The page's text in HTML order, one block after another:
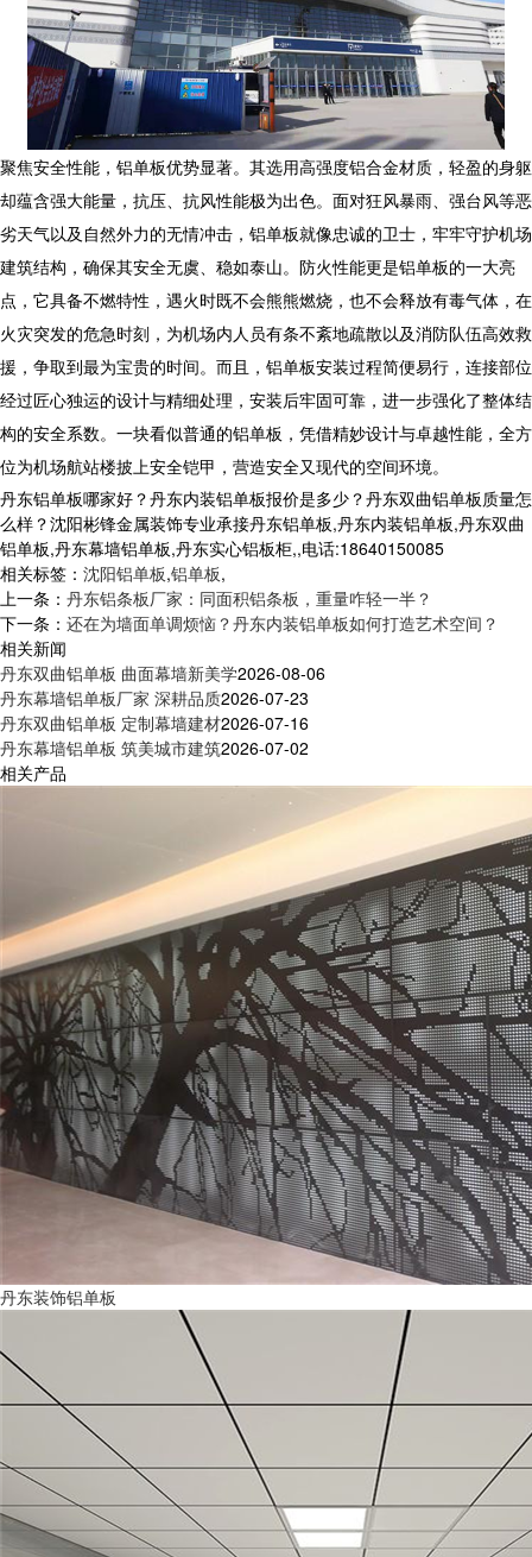
聚焦安全性能， 铝单板优势显著。其选用高强度铝合金材质，轻盈的身躯
却蕴含强大能量，抗压、抗风性能极为出色。面对狂风暴雨、强台风等恶
劣天气以及自然外力的无情冲击， 铝单板就像忠诚的卫士，牢牢守护机场
建筑结构，确保其安全无虞、稳如泰山。防火性能更是铝单板的一大亮
点，它具备不燃特性，遇火时既不会熊熊燃烧，也不会释放有毒气体，在
火灾突发的危急时刻，为机场内人员有条不紊地疏散以及消防队伍高效救
援，争取到最为宝贵的时间。而且， 铝单板安装过程简便易行，连接部位
经过匠心独运的设计与精细处理，安装后牢固可靠，进一步强化了整体结
构的安全系数。一块看似普通的铝单板 ，凭借精妙设计与卓越性能，全方
位为机场航站楼披上安全铠甲，营造安全又现代的空间环境。
丹东铝单板哪家好？丹东内装铝单板报价是多少？丹东双曲铝单板质量怎
么样？沈阳彬锋金属装饰专业承接丹东铝单板,丹东内装铝单板,丹东双曲
铝单板,丹东幕墙铝单板,丹东实心铝板柜,,电话:18640150085
相关标签： 沈阳铝单板,铝单板,
上一条： 丹东铝条板厂家：同面积铝条板，重量咋轻一半？
下一条： 还在为墙面单调烦恼？丹东内装铝单板如何打造艺术空间？
相关新闻
丹东双曲铝单板 曲面幕墙新美学2026-08-06
丹东幕墙铝单板厂家 深耕品质2026-07-23
丹东双曲铝单板 定制幕墙建材2026-07-16
丹东幕墙铝单板 筑美城市建筑2026-07-02
相关产品
丹东装饰铝单板